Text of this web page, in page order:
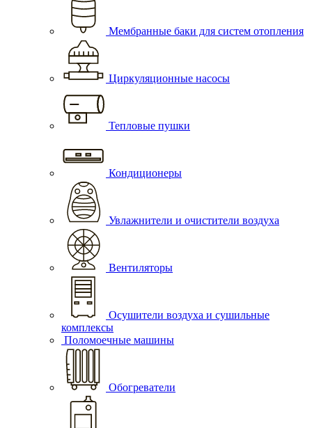
Мембранные баки для систем отопления
Циркуляционные насосы
Тепловые пушки
Кондиционеры
Увлажнители и очистители воздуха
Вентиляторы
Осушители воздуха и сушильные
комплексы
Поломоечные машины
Обогреватели